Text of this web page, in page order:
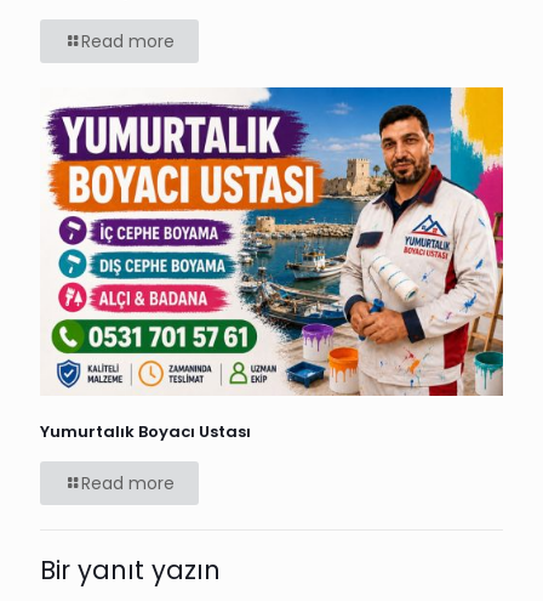
Read more
Yumurtalık Boyacı Ustası
Read more
Bir yanıt yazın